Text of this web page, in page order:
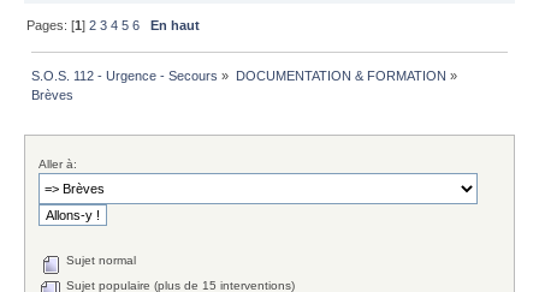
Pages: [1]2 3 4 5 6 En haut
S.O.S. 112 - Urgence - Secours » DOCUMENTATION & FORMATION »
Brèves
Aller à:
Sujet normal
Sujet populaire (plus de 15 interventions)